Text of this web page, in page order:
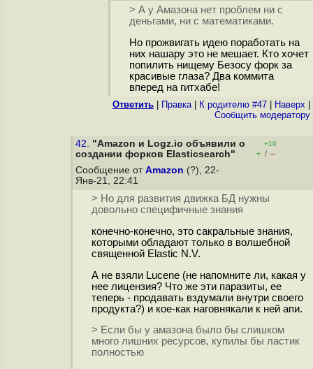
> А у Амазона нет проблем ни с
деньгами, ни с математиками.
Но прожвигать идею поработать на
них нашару это не мешает. Кто хочет
попилить нищему Безосу форк за
красивые глаза? Два коммита
вперед на гитхабе!
Ответить Правка| К родителю #47 Наверх
Cообщить модератору
42. "Amazon и Logz.io объявили о
создании форков Elasticsearch"
+10
+ / –
Сообщение от Amazon (?), 22-
Янв-21, 22:41
> Но для развития движка БД нужны
довольно специфичные знания
конечно-конечно, это сакральные знания,
которыми обладают только в волшебной
священной Elastic N.V.
А не взяли Lucene (не напомните ли, какая у
нее лицензия? Что же эти паразиты, ее
теперь - продавать вздумали внутри своего
продукта?) и кое-как нагoвнякали к ней апи.
> Если бы у амазона было бы слишком
много лишних ресурсов, купилы бы ластик
полностью